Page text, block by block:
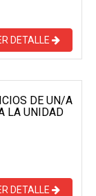
DETALLE
DE UN/A
LA UNIDAD
DETALLE